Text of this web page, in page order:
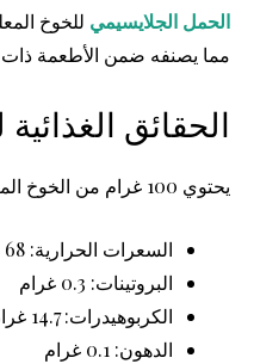
الحمل الجلايسيمي للخوخ المعلب لكل
مما يصنفه ضمن الأطعمة
الحقائق
يحتوي 100 غرام من الخوخ المعلب على:
السعرات الحرارية: 68 سعرة حرارية (285 كيلوجول)
البروتينات: 0.3 غرام
الكربوهيدرات: 14.7 غرام
الدهون: 0.1 غرام